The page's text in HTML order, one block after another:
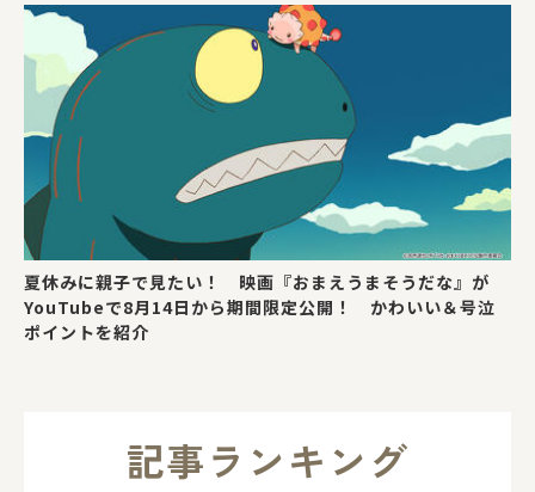
夏休みに親子で見たい！ 映画『おまえうまそうだな』が
YouTubeで8月14日から期間限定公開！ かわいい＆号泣
ポイントを紹介
記事ランキング